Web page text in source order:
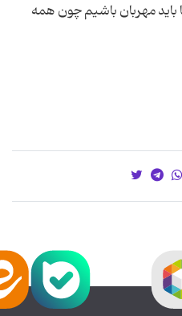
مهربان باشیم چون همه